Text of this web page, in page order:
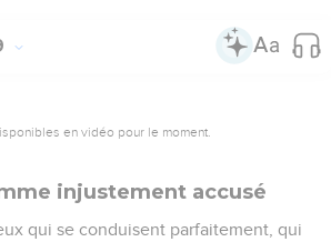
en vidéo pour le moment.
injustement accusé
qui se conduisent parfaitement, qui